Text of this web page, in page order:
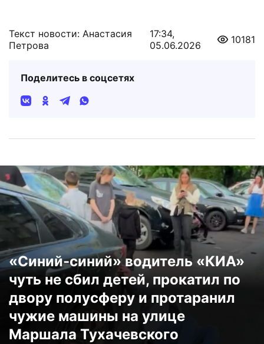
Текст новости: Анастасия
Петрова
17:34,
05.06.2026
10181
Поделитесь в соцсетях
«Синий-синий» водитель «КИА»
чуть не сбил детей, прокатил по
двору полусферу и протаранил
чужие машины на улице
Маршала Тухачевского